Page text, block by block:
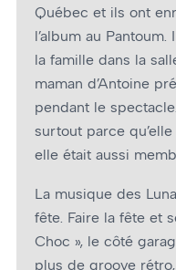
Québec et ils ont
l’album au
la famille dans la
maman d’Antoine
pendant le
surtout parce
elle était aussi
La musique des
fête. Faire la fête et
Choc », le côté
plus de groove